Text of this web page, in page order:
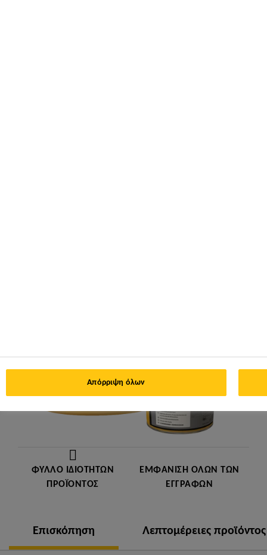
ΦΎΛΛΟ ΙΔΙΟΤΉΤΩΝ
ΠΡΟΪΌΝΤΟΣ
ΕΜΦΆΝΙΣΗ ΌΛΩΝ ΤΩΝ
ΕΓΓΡΆΦΩΝ
Επισκόπηση Λεπτομέρειες προϊόντος
Απόρριψη όλων